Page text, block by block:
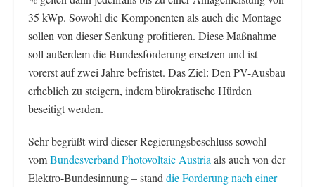
35 kWp. Sowohl die Komponenten als auch die Montage
sollen von dieser Senkung profitieren. Diese Maßnahme
soll außerdem die Bundesförderung ersetzen und ist
vorerst auf zwei Jahre befristet. Das Ziel: Den PV-Ausbau
erheblich zu steigern, indem bürokratische Hürden
beseitigt werden.
Sehr begrüßt wird dieser Regierungsbeschluss sowohl
vomBundesverband Photovoltaic Austria als auch von der
Elektro-Bundesinnung – stand die Forderung nach einer